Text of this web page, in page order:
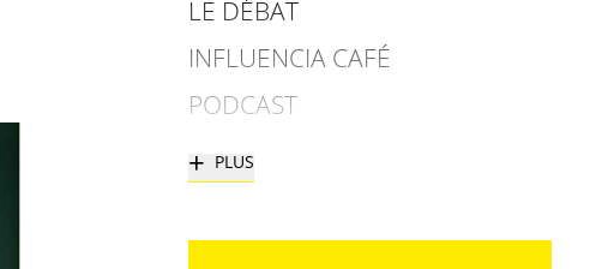
LE DÉBAT
INFLUENCIA CAFÉ
PODCAST
+ PLUS